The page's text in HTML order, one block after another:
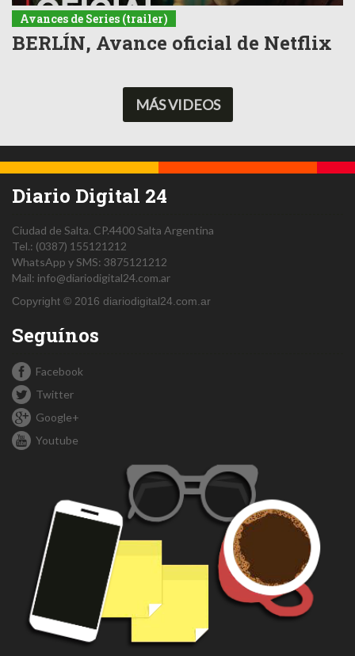
Avances de Series (trailer)
BERLÍN, Avance oficial de Netflix
MÁS VIDEOS
Diario Digital 24
Ciudad de Salta. CP.4400Salta Argentina
Tel.: (0387) 155121212
WhatsApp y SMS: 3875121212
Mail: info@diariodigital24.com.ar
Copyright © 2016 diariodigital24.com.ar
Seguínos
Facebook
Twitter
Google+
Youtube